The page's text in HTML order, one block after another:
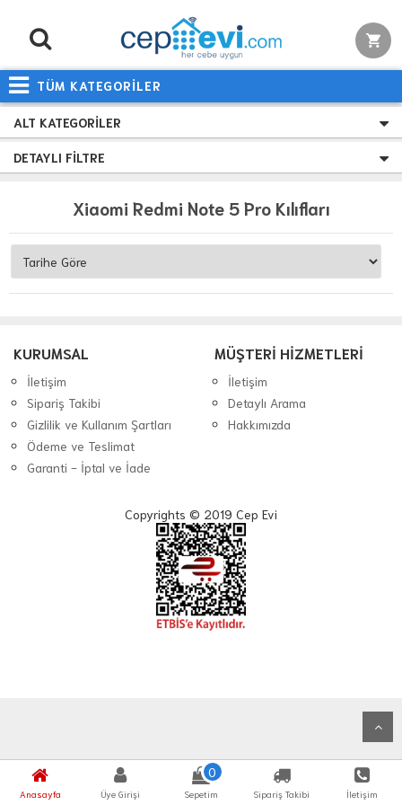
TÜM KATEGORİLER
Anasayfa Üye Girişi
0
Sepetim Sipariş Takibi İletişim
ALT KATEGORILER
DETAYLI FILTRE
Xiaomi Redmi Note 5 Pro Kılıfları
KURUMSAL
İletişim
Sipariş Takibi
Gizlilik ve Kullanım Şartları
Ödeme ve Teslimat
Garanti - İptal ve İade
MÜŞTERİ HİZMETLERİ
İletişim
Detaylı Arama
Hakkımızda
Copyrights © 2019 Cep Evi